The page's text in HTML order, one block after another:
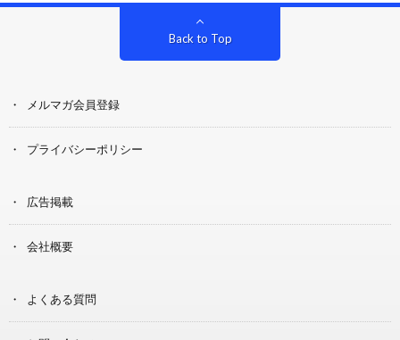
Back to Top
メルマガ会員登録
プライバシーポリシー
広告掲載
会社概要
よくある質問